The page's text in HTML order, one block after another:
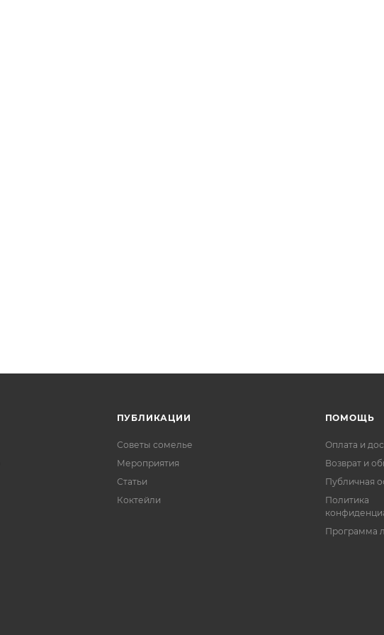
ПУБЛИКАЦИИ
Советы сомелье
Мероприятия
Статьи
Коктейли
ПОМОЩЬ
Оплата и
Возврат и
Публичная
Политика
Программа